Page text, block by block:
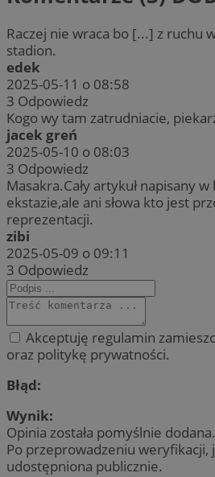
Raczej nie wraca bo [...] z ruchu
stadion.
edek
2025-05-11 o 08:58
3 Odpowiedz
Kogo wy tam zatrudniacie,
jacek greń
2025-05-10 o 08:03
3 Odpowiedz
Masakra.Cały artykuł napisany
ekstazie,ale ani słowa kto jest
reprezentacji.
zibi
2025-05-09 o 09:11
3 Odpowiedz
Akceptuję regulamin
oraz politykę prywatności.
Błąd:
Wynik:
Opinia została pomyślnie dodana.
Po przeprowadzeniu weryfikacji,
udostępniona publicznie.